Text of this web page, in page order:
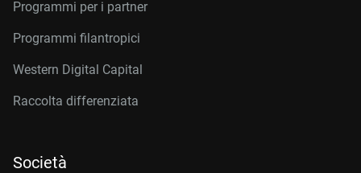
Programmi per i partner
Programmi filantropici
Western Digital Capital
Raccolta differenziata
Società